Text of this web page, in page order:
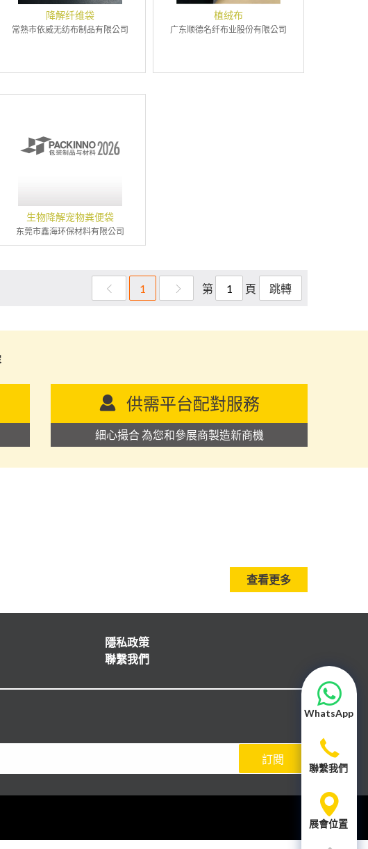
降解纤维袋
常熟市依威无纺布制品有限公司
植绒布
广东顺德名纤布业股份有限公司
生物降解宠物粪便袋
东莞市鑫海环保材料有限公司
1 第 頁 跳轉
供需平台配對服務
細心撮合 為您和參展商製造新商機
查看更多
隱私政策
聯繫我們
訂閱
WhatsApp
聯繫我們
展會位置